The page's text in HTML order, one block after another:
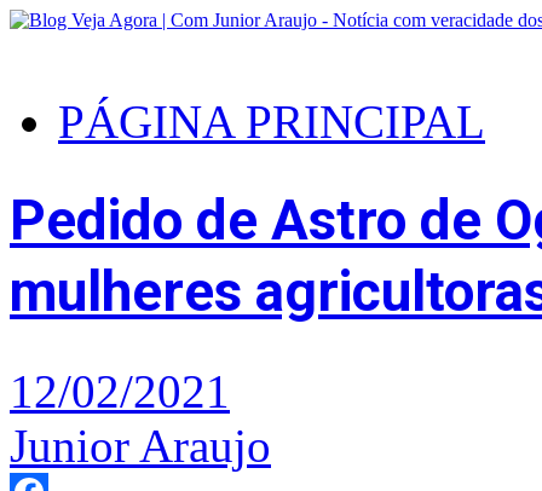
PÁGINA PRINCIPAL
Pedido de Astro de
mulheres
12/02/2021
Junior Araujo